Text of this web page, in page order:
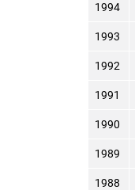
1994
1993
1992
1991
1990
1989
1988